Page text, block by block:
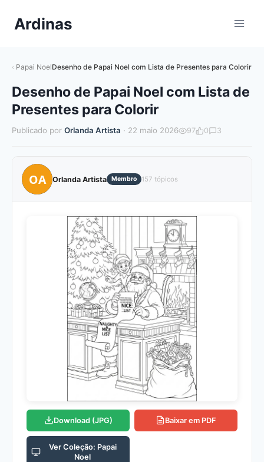
paraArdinas
Papai NoelDesenho de Papai Noel com Lista de Presentes para Colorir
Desenho de Papai Noel com Lista de
Presentes para Colorir
Publicado por Orlanda Artista · 22 maio 2026 97 0 3
OA Orlanda Artista Membro 157 tópicos
Download (JPG) Baixar em PDF
Ver Coleção: Papai
Noel